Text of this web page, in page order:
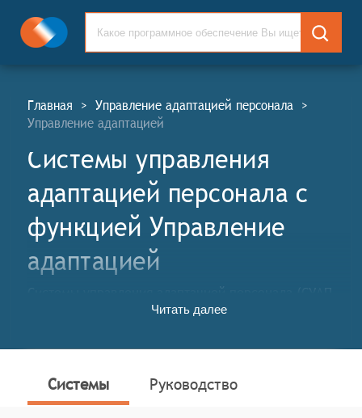
Главная > Управление адаптацией персонала >
Управление адаптацией
Системы управления
адаптацией персонала c
функцией Управление
адаптацией
Системы управления адаптацией персонала (СУАП,
англ. Personnel Onboarding Management Systems,
интеграции новых сотрудников – это программное
организовать и упростить процесс включения новых
сотрудников в компанию. Системы позволяют
Читать далее
Системы Руководство